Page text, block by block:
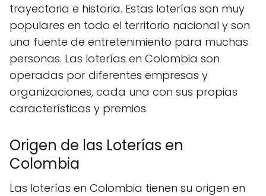
trayectoria e historia. Estas loterías son muy
populares en todo el territorio nacional y son
una fuente de entretenimiento para muchas
personas. Las loterías en Colombia son
operadas por diferentes empresas y
organizaciones, cada una con sus propias
características y premios.
Origen de las Loterías en
Colombia
Las loterías en Colombia tienen su origen en